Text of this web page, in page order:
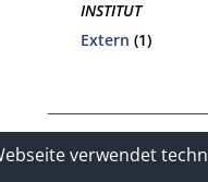
INSTITUT
Extern (1)
Kontakt
verwendet